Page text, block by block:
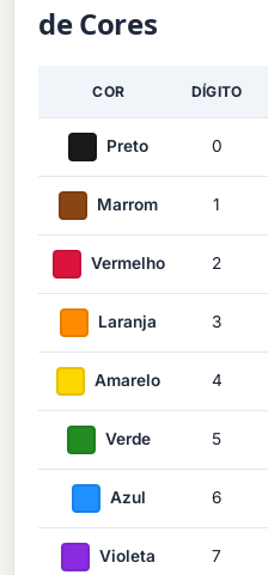
de Cores
COR DÍGITO
Preto 0
Marrom 1
Vermelho 2
Laranja 3
Amarelo 4
Verde 5
Azul 6
Violeta 7